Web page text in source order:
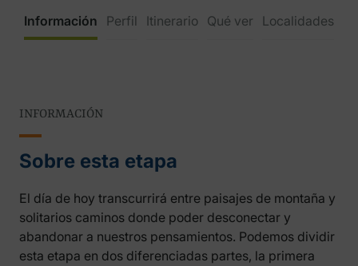
Información Perfil Itinerario Qué ver Localidades
INFORMACIÓN
Sobre esta etapa
El día de hoy transcurrirá entre paisajes de montaña y
solitarios caminos donde poder desconectar y
abandonar a nuestros pensamientos. Podemos dividir
esta etapa en dos diferenciadas partes, la primera